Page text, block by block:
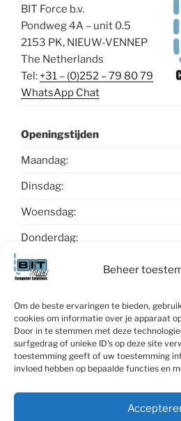
Beheer
Om de beste ervaringen te bieden,
cookies om informatie over je apparaat
Door in te stemmen met deze
surfgedrag of unieke ID's op deze site
toestemming geeft of uw toestemming
invloed hebben op bepaalde functies en
BIT Force b.v.
Pondweg 4A – unit 0.5
2153 PK, NIEUW-VENNEP
The Netherlands
Tel: +31 – (0)252 – 79 80 79
WhatsApp Chat
Openingstijden
Maandag:
Dinsdag:
Woensdag:
Donderdag:
Vrijdag:
Contact